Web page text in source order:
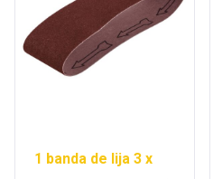
1 banda de lija 3 x